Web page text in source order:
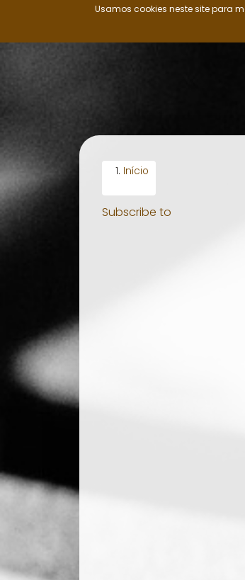
Usamos cookies neste site para
Início
Subscribe to